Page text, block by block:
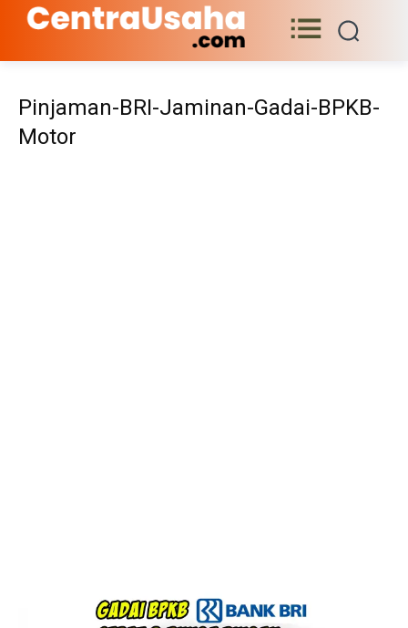
Pinjaman-BRI-Jaminan-Gadai-BPKB-
Motor